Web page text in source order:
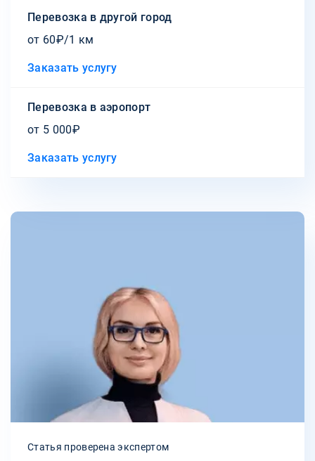
Перевозка в другой город
от 60₽/1 км
Заказать услугу
Перевозка в аэропорт
от 5 000₽
Заказать услугу
Статья проверена экспертом